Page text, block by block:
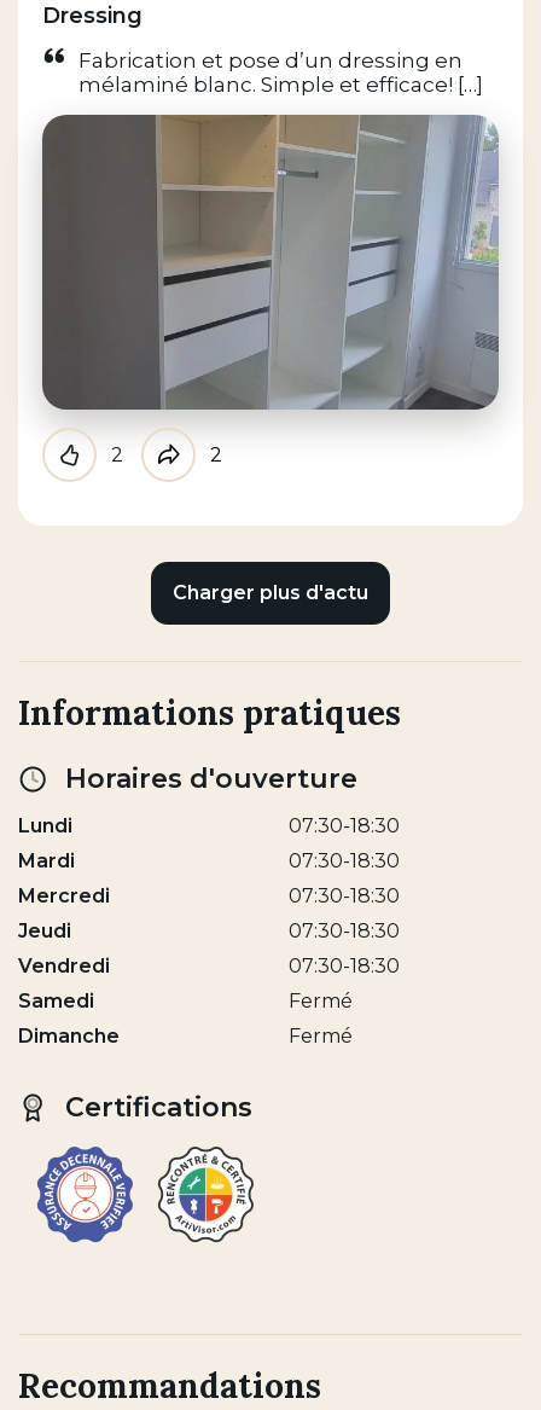
Dressing
Fabrication et pose d’un dressing en
mélaminé blanc. Simple et efficace! […]
Like
2
Partager
2
Charger plus d'actu
Informations pratiques
Horaires d'ouverture
Lundi
07:30-18:30
Mardi
07:30-18:30
Mercredi
07:30-18:30
Jeudi
07:30-18:30
Vendredi
07:30-18:30
Samedi
Fermé
Dimanche
Fermé
Certifications
Recommandations